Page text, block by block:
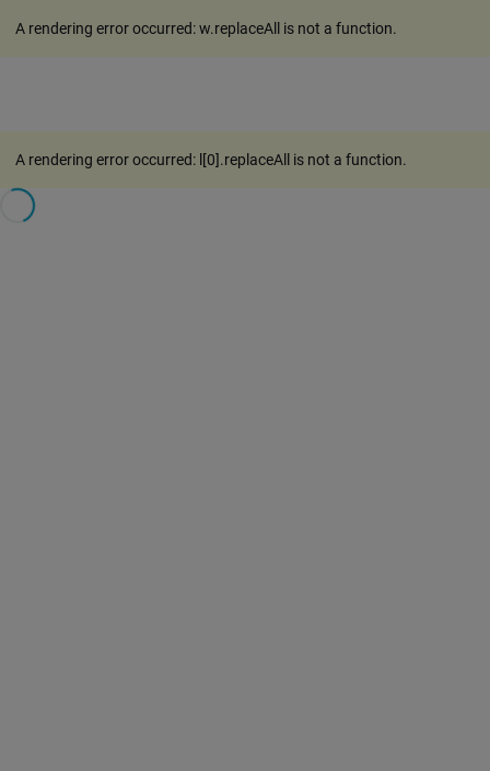
A rendering error occurred:w.replaceAll is not a function.
A rendering error occurred: l[0].replaceAll is not a function.